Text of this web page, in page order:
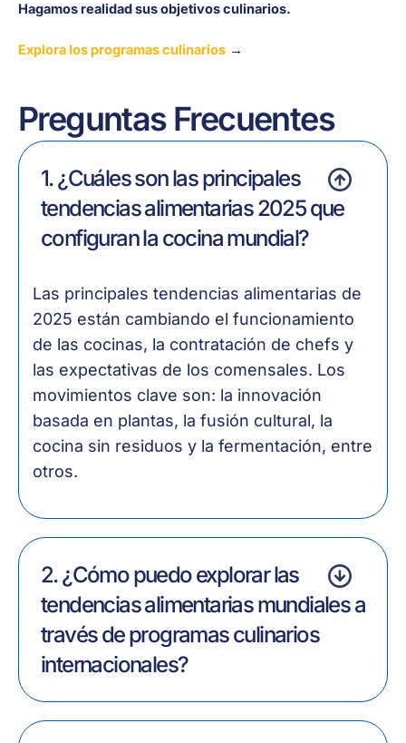
Hagamos realidad sus objetivos culinarios.
Explora los programas culinarios →
Preguntas Frecuentes
1. ¿Cuáles son las principales
tendencias alimentarias 2025 que
configuran la cocina mundial?
Las principales tendencias alimentarias de
2025 están cambiando el funcionamiento
de las cocinas, la contratación de chefs y
las expectativas de los comensales. Los
movimientos clave son: la innovación
basada en plantas, la fusión cultural, la
cocina sin residuos y la fermentación, entre
otros.
2. ¿Cómo puedo explorar las
tendencias alimentarias mundiales a
través de programas culinarios
internacionales?